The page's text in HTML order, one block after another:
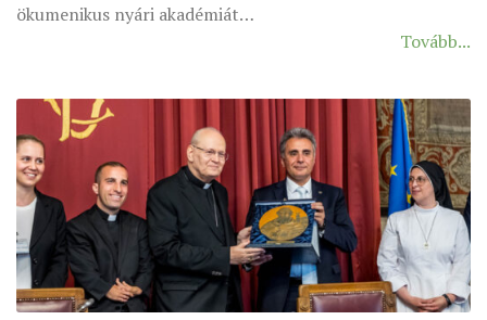
PASZTORÁLSZOCIOLÓGIAI FELMÉRÉS
„GYERMEKVÉDELMI” KIHÍVÁSOK KÁNONJOGI
MEGKÖZELÍTÉSBEN
ökumenikus nyári akadémiát…
Tovább...